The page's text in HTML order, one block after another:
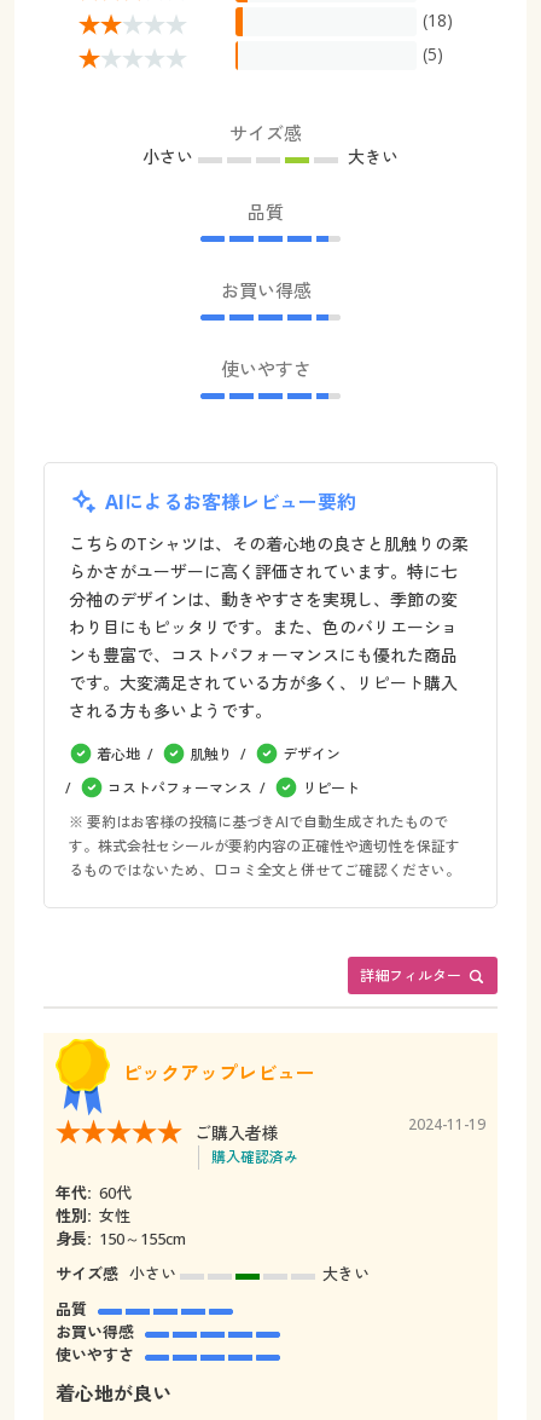
(18)
(5)
サイズ感
小さい 大きい
品質
お買い得感
使いやすさ
AIによるお客様レビュー要約
こちらのTシャツは、その着心地の良さと肌触りの柔
らかさがユーザーに高く評価されています。特に七
分袖のデザインは、動きやすさを実現し、季節の変
わり目にもピッタリです。また、色のバリエーショ
ンも豊富で、コストパフォーマンスにも優れた商品
です。大変満足されている方が多く、リピート購入
される方も多いようです。
着心地 肌触り
デザイン
コストパフォーマンス
リピート
※ 要約はお客様の投稿に基づきAIで自動生成されたもので
す。株式会社セシールが要約内容の正確性や適切性を保証す
るものではないため、口コミ全文と併せてご確認ください。
詳細フィルター
ピックアップレビュー
ご購入者様
購入確認済み
2024-11-19
年代: 60代
性別: 女性
身長: 150～155cm
サイズ感 小さい
大きい
品質
お買い得感
使いやすさ
着心地が良い